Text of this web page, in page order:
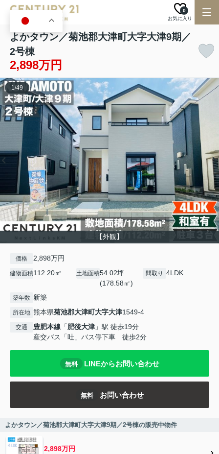
お気に入り
0
よかタウン／菊池郡大津町大字大津9期／
2号棟
2,898万円
【外観】
1/49
価格 2,898万円
建物面積112.20㎡ 土地面積54.02坪
(178.58㎡)
間取り 4LDK
築年数 新築
所在地 熊本県菊池郡大津町大字大津1549-4
交通 豊肥本線 「肥後大津 」駅 徒歩19分
産交バス「吐」バス停下車 徒歩2分
無料 LINEからお問い合わせ
無料 お問い合わせ
よかタウン／菊池郡大津町大字大津9期／2号棟の販売中物件
2,898万円